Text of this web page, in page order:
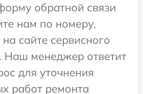
обратной связи
нам по номеру,
сайте сервисного
Наш менеджер ответит
для уточнения
работ ремонта